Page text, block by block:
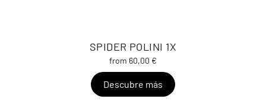
SPIDER POLINI 1X
from 60,00 €
Descubre más